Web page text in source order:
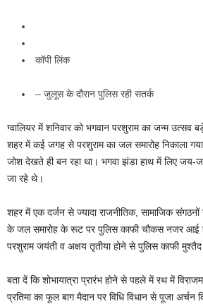
कॉपी लिंक
– जुलूस के दौरान पुलिस रही सतर्क
ग्वालियर में शनिवार को भगवान परशुराम का जन्म उत्सव
शहर में कई जगह से परशुराम का जल समारोह निकाला
जोश देखते ही बन रहा था। भगवा झंडा हाथ में लिए जय-
जा रहे थे।
शहर में एक दर्जन से ज्यादा राजनीतिक, सामाजिक
के जल समारोह के रूट पर पुलिस काफी चौकस नजर आई
परशुराम जयंती व अक्षय तृतीया होने से पुलिस काफी
बता दें कि शोभायात्रा प्रारंभ होने से पहले में रथ में
प्रतिमा का फूल बाग मैदान पर विधि विधान से पूजा अर्चन